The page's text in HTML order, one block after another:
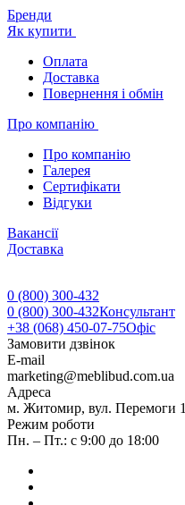
Бренди
Як купити
Оплата
Доставка
Повернення і обмін
Про компанію
Про компанію
Галерея
Сертифікати
Відгуки
Вакансії
Доставка
0 (800) 300-432
0 (800) 300-432Консультант
+38 (068) 450-07-75Офіс
Замовити дзвінок
E-mail
marketing@meblibud.com.ua
Адреса
м. Житомир, вул. Перемоги
Режим роботи
Пн. – Пт.: с 9:00 до 18:00